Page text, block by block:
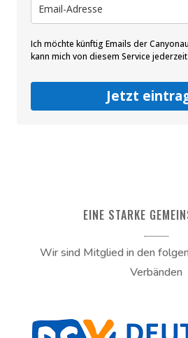
Ich möchte künftig Emails der
kann mich von diesem Service
Jetzt
EINE STARKE
Wir sind Mitglied in den
Verbänden